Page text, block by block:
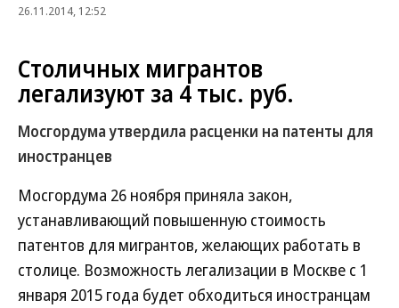
26.11.2014, 12:52
Столичных мигрантов
легализуют за 4 тыс. руб.
Мосгордума утвердила расценки на патенты для
иностранцев
Мосгордума 26 ноября приняла закон,
устанавливающий повышенную стоимость
патентов для мигрантов, желающих работать в
столице. Возможность легализации в Москве с 1
января 2015 года будет обходиться иностранцам